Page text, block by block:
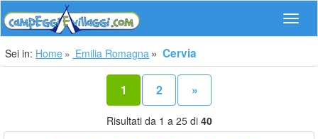
Sei in: Home Emilia Romagna Cervia
1 2 »
Risultati da 1 a 25 di 40